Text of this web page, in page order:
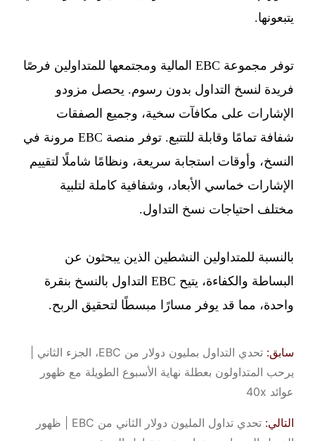
يتبعونها.
توفر مجموعة EBC المالية ومجتمعها للمتداولين فرصًا
فريدة لنسخ التداول بدون رسوم. يحصل مزودو
الإشارات على مكافآت سخية، وجميع الصفقات
شفافة تمامًا وقابلة للتتبع. توفر منصة EBC مرونة في
النسخ، وأوقات استجابة سريعة، ونظامًا شاملًا لتقييم
الإشارات خماسي الأبعاد، وشفافية كاملة لتلبية
مختلف احتياجات نسخ التداول.
بالنسبة للمتداولين النشطين الذين يبحثون عن
البساطة والكفاءة، يتيح EBC التداول بالنسخ بنقرة
واحدة، مما قد يوفر مسارًا مبسطًا لتحقيق الربح.
سابق:
تحدي التداول بمليون دولار من EBC، الجزء الثاني |
يرحب المتداولون بعطلة نهاية الأسبوع الطويلة مع ظهور
عوائد 40x
التالي:
تحدي تداول المليون دولار الثاني من EBC | ظهور